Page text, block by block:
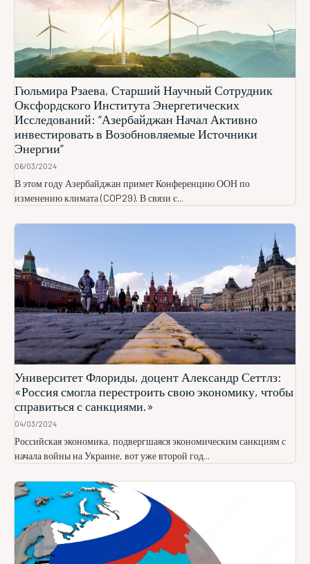
Гюльмира Рзаева, Старший Научный Сотрудник
Оксфордского Института Энергетических
Исследований: “Азербайджан Начал Активно
инвестировать в Возобновляемые Источники
Энергии”
06/03/2024
В этом году Азербайджан примет Конференцию ООН по
изменению климата (COP29). В связи с...
Университет Флориды, доцент Александр Сеттлз:
«Россия смогла перестроить свою экономику, чтобы
справиться с санкциями.»
04/03/2024
Российская экономика, подвергшаяся экономическим санкциям с
начала войны на Украине, вот уже второй год...